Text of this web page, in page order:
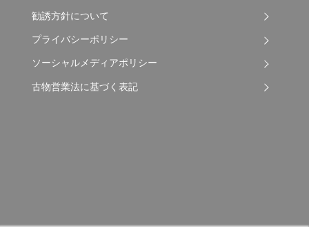
勧誘方針について
プライバシーポリシー
ソーシャルメディアポリシー
古物営業法に基づく表記